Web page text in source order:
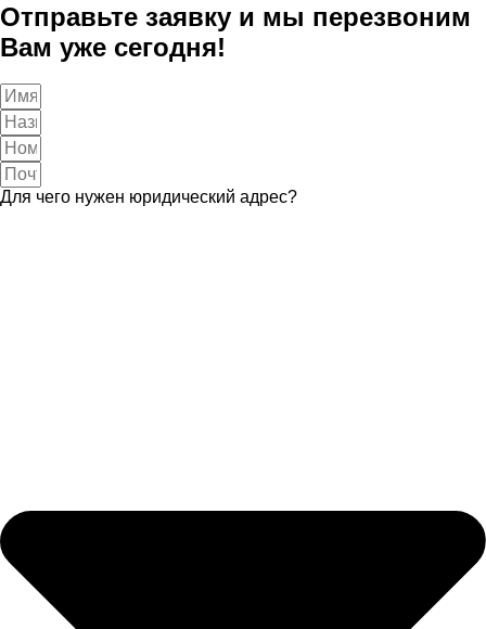
Отправьте заявку и мы перезвоним
Вам уже сегодня!
Для чего нужен юридический адрес?